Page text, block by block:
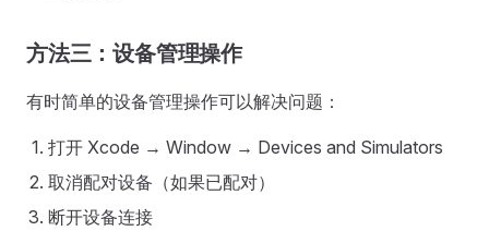
方法三：设备管理操作
有时简单的设备管理操作可以解决问题：
打开 Xcode → Window → Devices and Simulators
取消配对设备（如果已配对）
断开设备连接